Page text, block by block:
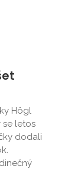
Högl
se letos
dodali